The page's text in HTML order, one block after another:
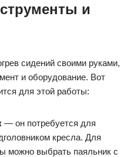
и
сидений своими руками,
и оборудование. Вот
для этой работы:
— он потребуется для
кресла. Для
можно выбрать паяльник с